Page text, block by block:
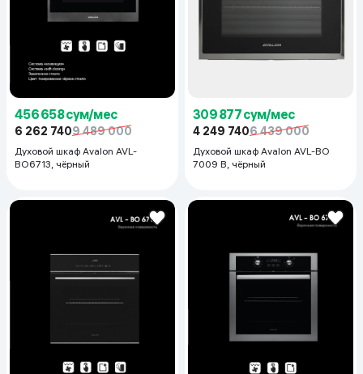
456 658 сум/мес
6 262 7409 489 000
Духовой шкаф Avalon AVL-
BO6713, чёрный
309 877 сум/мес
4 249 7406 439 000
Духовой шкаф Avalon AVL-BO
7009 B, чёрный